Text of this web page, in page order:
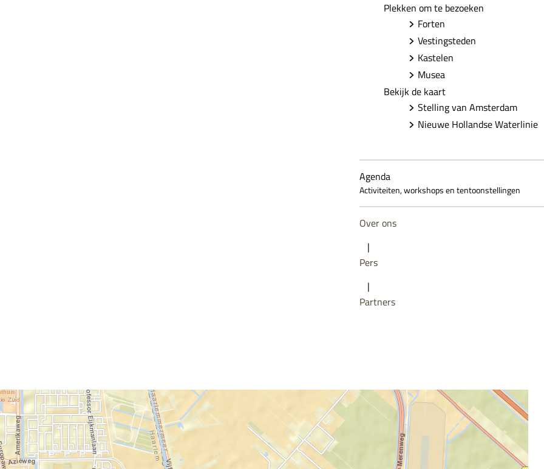
Plekken om te bezoeken
Forten
Vestingsteden
Kastelen
Musea
Bekijk de kaart
Stelling van Amsterdam
Nieuwe Hollandse Waterlinie
Agenda
Activiteiten, workshops en tentoonstellingen
Over ons
|
Pers
|
Partners